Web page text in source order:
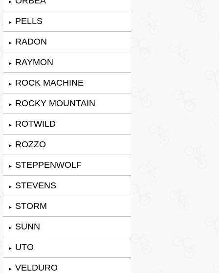
►
► PELLS
► RADON
► RAYMON
► ROCK MACHINE
► ROCKY MOUNTAIN
► ROTWILD
► ROZZO
► STEPPENWOLF
► STEVENS
► STORM
► SUNN
► UTO
► VELDURO